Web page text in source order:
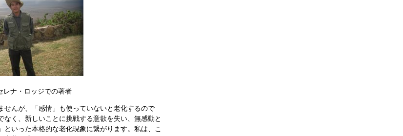
レナ・ロッジでの著者
んが、「感情」も使っていないと老化するので
く、新しいことに挑戦する意欲を失い、無感動と
いった本格的な老化現象に繋がります。 私は、こ